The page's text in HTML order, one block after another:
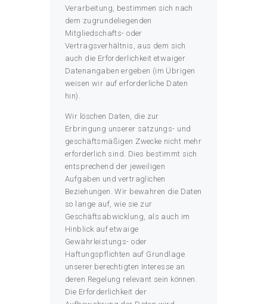
Verarbeitung, bestimmen sich nach
dem zugrundeliegenden
Mitgliedschafts- oder
Vertragsverhältnis, aus dem sich
auch die Erforderlichkeit etwaiger
Datenangaben ergeben (im Übrigen
weisen wir auf erforderliche Daten
hin).
Wir löschen Daten, die zur
Erbringung unserer satzungs- und
geschäftsmäßigen Zwecke nicht mehr
erforderlich sind. Dies bestimmt sich
entsprechend der jeweiligen
Aufgaben und vertraglichen
Beziehungen. Wir bewahren die Daten
so lange auf, wie sie zur
Geschäftsabwicklung, als auch im
Hinblick auf etwaige
Gewährleistungs- oder
Haftungspflichten auf Grundlage
unserer berechtigten Interesse an
deren Regelung relevant sein können.
Die Erforderlichkeit der